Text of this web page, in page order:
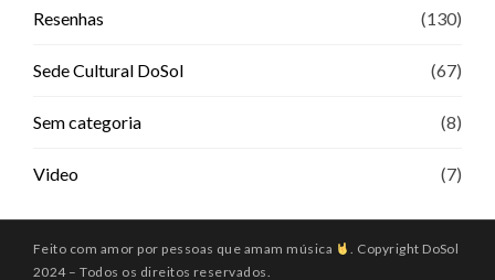
Resenhas (130)
Sede Cultural DoSol (67)
Sem categoria (8)
Video (7)
Feito com amor por pessoas que amam música
. Copyright DoSol
2024 – Todos os direitos reservados.